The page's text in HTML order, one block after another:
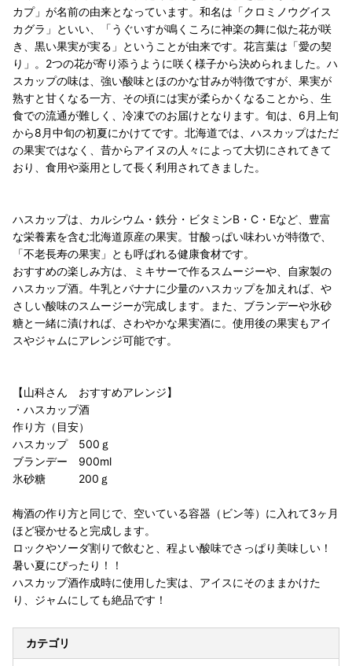
カプ」が名前の由来となっています。和名は「クロミノウグイス
カグラ」といい、「うぐいすが鳴くころに神楽の舞に似た花が咲
き、黒い果実が実る」ということが由来です。花言葉は「愛の契
り」。2つの花が寄り添うように咲く様子から決められました。ハ
スカップの味は、強い酸味とほのかな甘みが特徴ですが、果実が
熟すと甘くなる一方、その頃には実が柔らかくなることから、生
食での流通が難しく、冷凍でのお届けとなります。旬は、6月上旬
から8月中旬の初夏にかけてです。北海道では、ハスカップはただ
の果実ではなく、昔からアイヌの人々によって大切にされてきて
おり、食用や薬用として長く利用されてきました。
ハスカップは、カルシウム・鉄分・ビタミンB・C・Eなど、豊富
な栄養素を含む北海道原産の果実。甘酸っぱい味わいが特徴で、
「不老長寿の果実」とも呼ばれる健康食材です。
おすすめの楽しみ方は、ミキサーで作るスムージーや、自家製の
ハスカップ酒。牛乳とバナナに少量のハスカップを加えれば、や
さしい酸味のスムージーが完成します。また、ブランデーや氷砂
糖と一緒に漬ければ、さわやかな果実酒に。使用後の果実もアイ
スやジャムにアレンジ可能です。
【山科さん おすすめアレンジ】
・ハスカップ酒
作り方（目安）
ハスカップ 500ｇ
ブランデー 900ml
氷砂糖 200ｇ
梅酒の作り方と同じで、空いている容器（ビン等）に入れて3ヶ月
ほど寝かせると完成します。
ロックやソーダ割りで飲むと、程よい酸味でさっぱり美味しい！
暑い夏にぴったり！！
ハスカップ酒作成時に使用した実は、アイスにそのままかけた
り、ジャムにしても絶品です！
カテゴリ